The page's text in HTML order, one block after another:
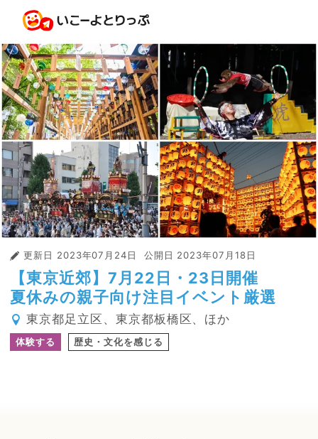
更新日 2023年07月24日 公開日 2023年07月18日
【東京近郊】7月22日・23日開催
夏休みの親子向け注目イベント厳選
東京都足立区、東京都板橋区、ほか
体験する 歴史・文化を感じる